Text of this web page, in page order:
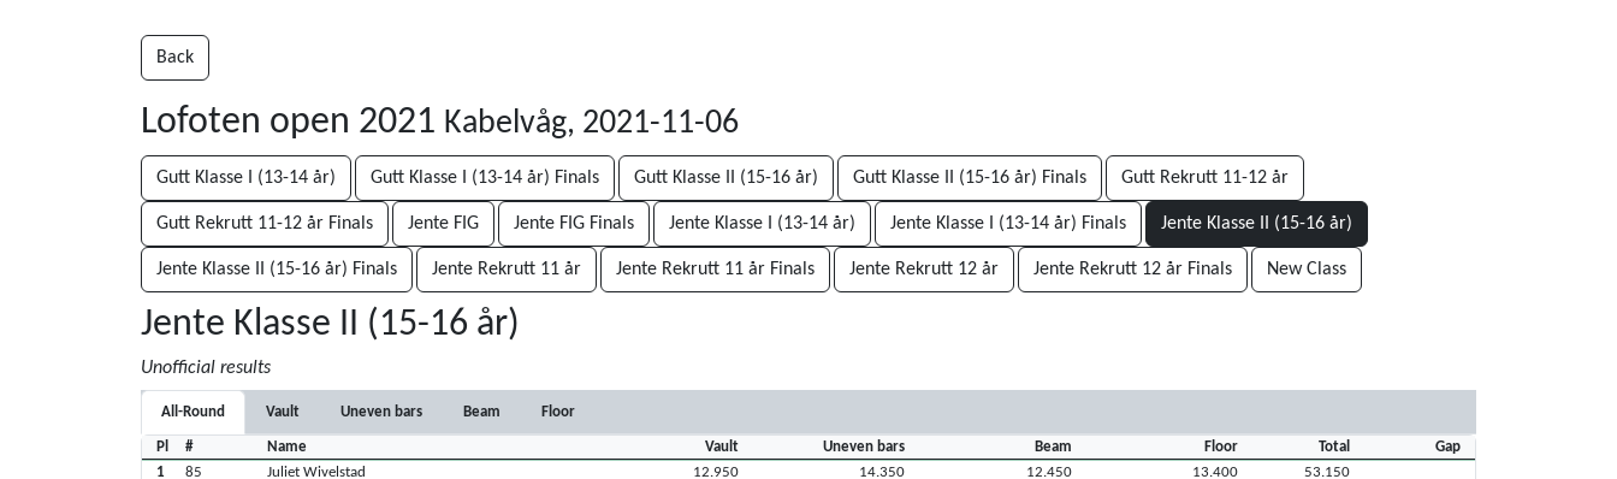
Back
Lofoten open 2021 Kabelvåg, 2021-11-06
Gutt Klasse I (13-14 år) Gutt Klasse I (13-14 år) Finals Gutt Klasse II (15-16 år) Gutt Klasse II (15-16 år) Finals Gutt Rekrutt 11-12 år
Gutt Rekrutt 11-12 år Finals Jente FIG Jente FIG Finals Jente Klasse I (13-14 år) Jente Klasse I (13-14 år) Finals Jente Klasse II (15-16 år)
Jente Klasse II (15-16 år) Finals Jente Rekrutt 11 år Jente Rekrutt 11 år Finals Jente Rekrutt 12 år Jente Rekrutt 12 år Finals New Class
Jente Klasse II (15-16 år)
Unofficial results
All-Round Vault Uneven bars Beam Floor
Pl # Name Vault Uneven bars Beam Floor Total
Gap
1
85 Juliet Wivelstad 12.950 14.350 12.450 13.400 53.150